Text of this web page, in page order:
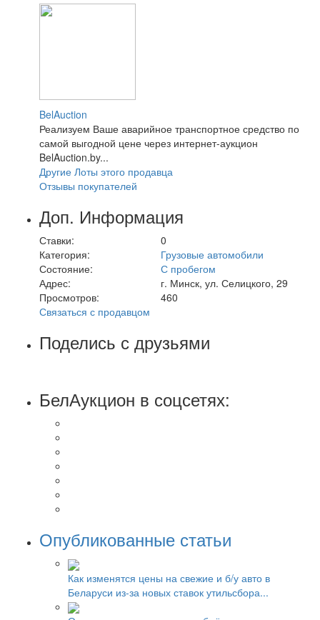
BelAuction
Реализуем Ваше аварийное транспортное средство по
самой выгодной цене через интернет-аукцион
BelAuction.by...
Другие Лоты этого продавца
Отзывы покупателей
Доп. Информация
Ставки:
0
Категория:
Грузовые автомобили
Состояние:
С пробегом
Адрес:
г. Минск, ул. Селицкого, 29
Просмотров:
460
Связаться с продавцом
Поделись с друзьями
БелАукцион в соцсетях:
Опубликованные статьи
Как изменятся цены на свежие и б/у авто в
Беларуси из-за новых ставок утильсбора...